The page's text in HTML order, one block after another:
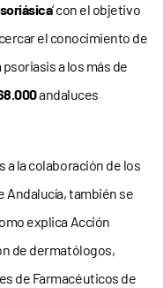
‘ con el objetivo
el conocimiento de
psoriasis a los más de
andaluces
a la colaboración de los
Andalucía, también se
explica Acción
de dermatólogos,
de Farmacéuticos de